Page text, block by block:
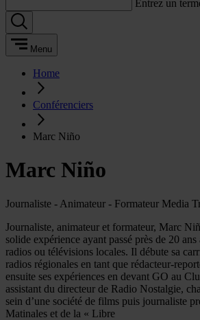
Entrez un
Menu
Home
Conférenciers
Marc Niño
Marc Niño
Journaliste - Animateur - Formateur Media
Journaliste, animateur et formateur, Marc
solide expérience ayant passé près de 20
radios ou télévisions locales. Il débute sa
radios régionales en tant que rédacteur-
ensuite ses expériences en devant GO au
assistant du directeur de Radio Nostalgie,
sein d’une société de films puis journaliste
Matinales et de la « Libre